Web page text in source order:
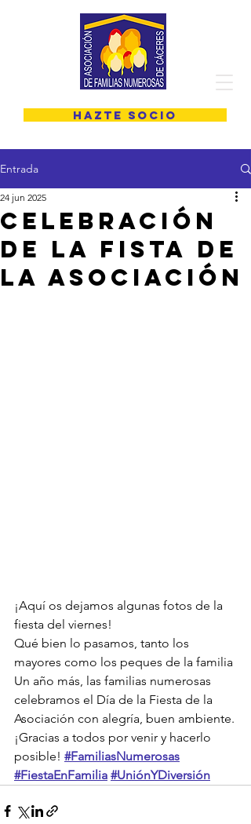
HAZTE SOCIO
Entrada
celebración
de la fista de
la asociación
24 jun 2025
¡Aquí os dejamos algunas fotos de la
fiesta del viernes!
Qué bien lo pasamos, tanto los
mayores como los peques de la familia
Un año más, las familias numerosas
celebramos el Día de la Fiesta de la
Asociación con alegría, buen ambiente.
¡Gracias a todos por venir y hacerlo
posible! #FamiliasNumerosas
#FiestaEnFamilia #UniónYDiversión